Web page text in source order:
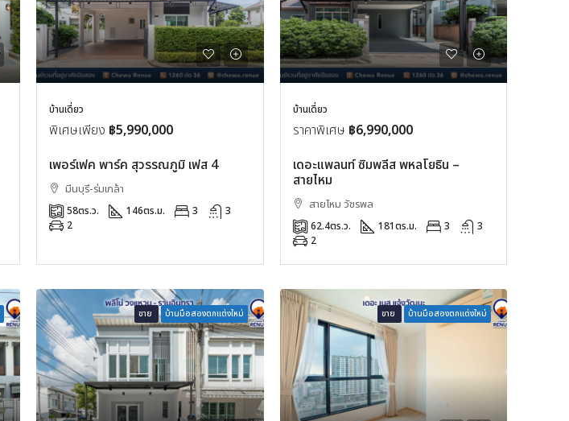
บ้านเดี่ยว
พิเศษเพียง ฿5,990,000
เพอร์เฟค พาร์ค สุวรรณภูมิ เฟส 4
มีนบุรี-ร่มเกล้า
58ตร.ว. 146ตร.ม. 3
3
2
บ้านเดี่ยว
ราคาพิเศษ ฿6,990,000
เดอะแพลนท์ ซิมพลีส พหลโยธิน –
สายไหม
สายไหม วัชรพล
62.4ตร.ว. 181ตร.ม. 3
3
2
ขาย บ้านมือสองตกแต่งใหม่ ขาย บ้านมือสองตกแต่งใหม่